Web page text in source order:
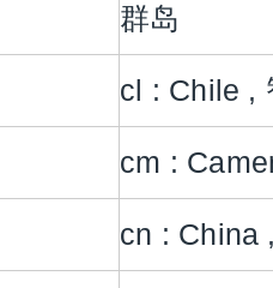
群岛
cl : Chile ,
cm :
cn : China